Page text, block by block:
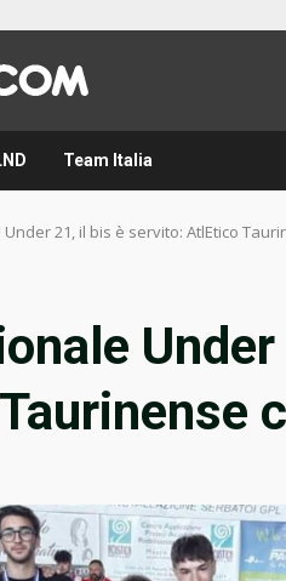
Team Italia
21, il bis è servito: AtlEtico